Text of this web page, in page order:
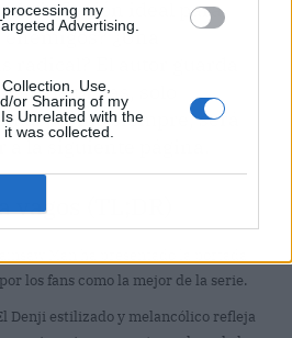
my
Advertising.
Use,
or Sharing of my
Unrelated with the
was collected.
de inflexión ideal para
¿Una
no da pistas, solo
como siempre, será
a la siguiente página.
vagos (TL;DR)
los fans como la mejor de la serie.
Denji estilizado y melancólico refleja